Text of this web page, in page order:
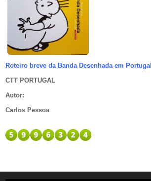
Roteiro breve da Banda Desenhada em Portugal
CTT PORTUGAL
Autor:
Carlos Pessoa